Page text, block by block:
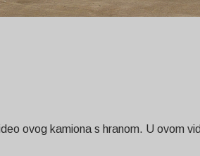
ovog kamiona s hranom. U ovom